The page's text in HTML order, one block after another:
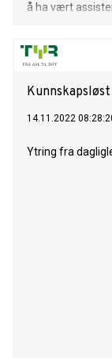
å ha vært
14.11.2022
Ytring fra